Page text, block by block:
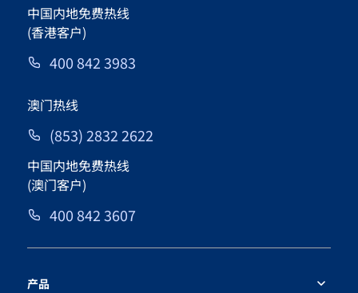
中国内地免费热线
(香港客户)
400 842 3983
澳门热线
(853) 2832 2622
中国内地免费热线
(澳门客户)
400 842 3607
产品